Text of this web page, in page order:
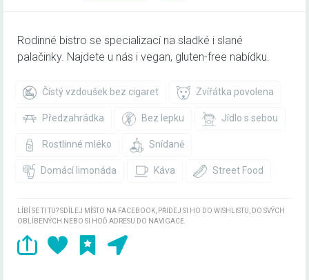
Rodinné bistro se specializací na sladké i slané
palačinky. Najdete u nás i vegan, gluten-free nabídku.
Čístý vzdoušek bez cigaret Zvířátka povolena
Předzahrádka Bez lepku Jídlo s sebou
Rostlinné mléko Snídaně
Domácí limonáda Káva Street Food
LÍBÍ SE TI TU? SDÍLEJ MÍSTO NA FACEBOOK, PŘIDEJ SI HO DO WISHLISTU, DO SVÝCH
OBLÍBENÝCH NEBO SI HOĎ ADRESU DO NAVIGACE.